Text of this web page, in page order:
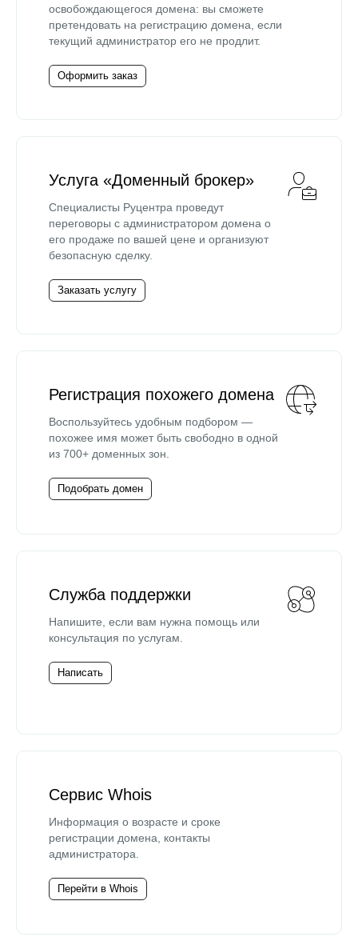
освобождающегося домена: вы сможете
претендовать на регистрацию домена, если
текущий администратор его не продлит.
Оформить заказ
Услуга «Доменный брокер»
Специалисты Руцентра проведут
переговоры с администратором домена о
его продаже по вашей цене и организуют
безопасную сделку.
Заказать услугу
Регистрация похожего домена
Воспользуйтесь удобным подбором —
похожее имя может быть свободно в одной
из 700+ доменных зон.
Подобрать домен
Служба поддержки
Напишите, если вам нужна помощь или
консультация по услугам.
Написать
Сервис Whois
Информация о возрасте и сроке
регистрации домена, контакты
администратора.
Перейти в Whois